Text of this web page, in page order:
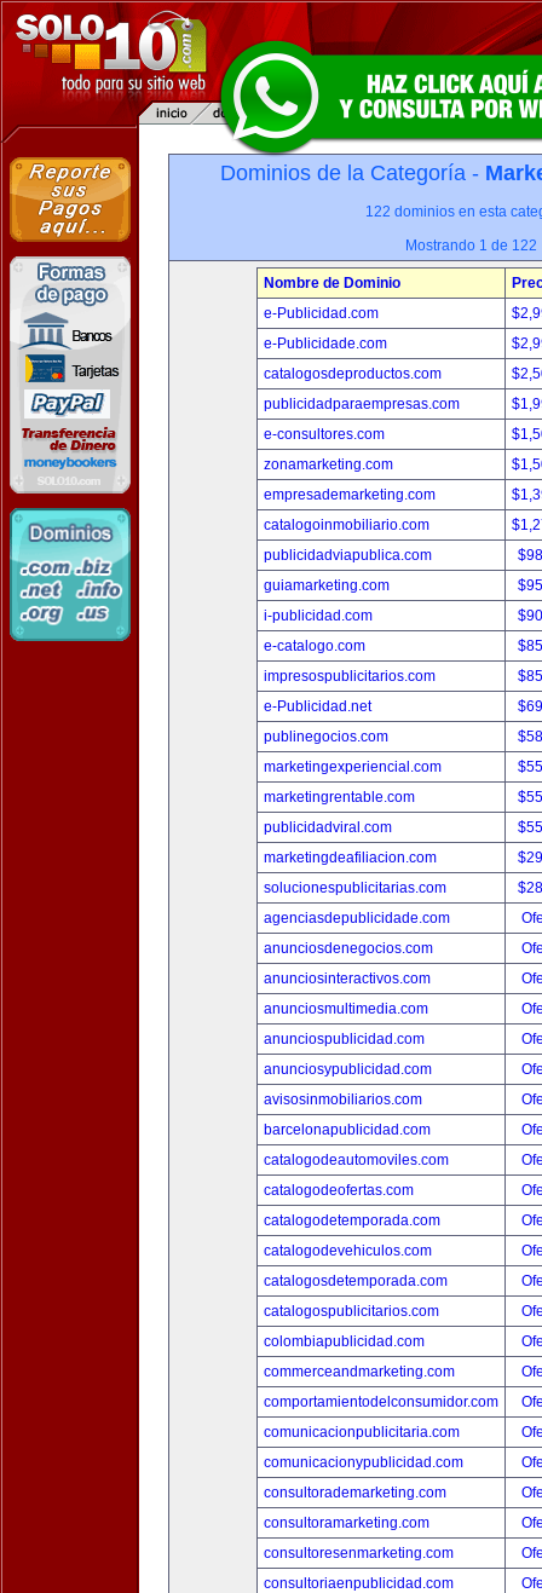
Dominios de la Categoría -
122 dominios en esta
Mostrando 1 de 122
Nombre de Dominio
e-Publicidad.com
e-Publicidade.com
catalogosdeproductos.com
publicidadparaempresas.com
e-consultores.com
zonamarketing.com
empresademarketing.com
catalogoinmobiliario.com
publicidadviapublica.com
guiamarketing.com
i-publicidad.com
e-catalogo.com
impresospublicitarios.com
e-Publicidad.net
publinegocios.com
marketingexperiencial.com
marketingrentable.com
publicidadviral.com
marketingdeafiliacion.com
solucionespublicitarias.com
agenciasdepublicidade.com
anunciosdenegocios.com
anunciosinteractivos.com
anunciosmultimedia.com
anunciospublicidad.com
anunciosypublicidad.com
avisosinmobiliarios.com
barcelonapublicidad.com
catalogodeautomoviles.com
catalogodeofertas.com
catalogodetemporada.com
catalogodevehiculos.com
catalogosdetemporada.com
catalogospublicitarios.com
colombiapublicidad.com
commerceandmarketing.com
comportamientodelconsumidor.com
comunicacionpublicitaria.com
comunicacionypublicidad.com
consultorademarketing.com
consultoramarketing.com
consultoresenmarketing.com
consultoriaenpublicidad.com